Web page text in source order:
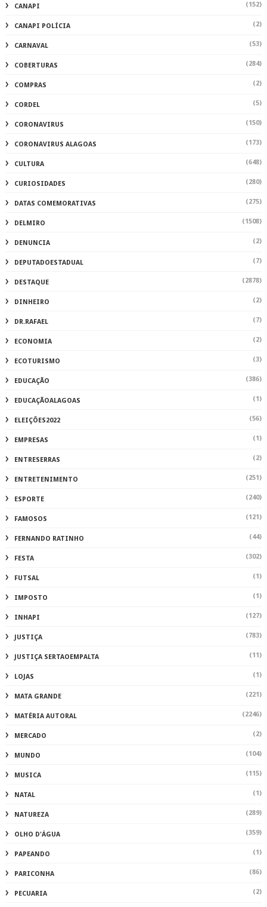
CANAPI (152)
CANAPI POLÍCIA (2)
CARNAVAL (53)
COBERTURAS (284)
COMPRAS (2)
CORDEL (5)
CORONAVIRUS (150)
CORONAVIRUS ALAGOAS (173)
CULTURA (648)
CURIOSIDADES (280)
DATAS COMEMORATIVAS (275)
DELMIRO (1508)
DENUNCIA (2)
DEPUTADOESTADUAL (7)
DESTAQUE (2878)
DINHEIRO (2)
DR.RAFAEL (7)
ECONOMIA (2)
ECOTURISMO (3)
EDUCAÇÃO (386)
EDUCAÇÃOALAGOAS (1)
ELEIÇÕES2022 (56)
EMPRESAS (1)
ENTRESERRAS (2)
ENTRETENIMENTO (251)
ESPORTE (240)
FAMOSOS (121)
FERNANDO RATINHO (44)
FESTA (302)
FUTSAL (1)
IMPOSTO (1)
INHAPI (127)
JUSTIÇA (783)
JUSTIÇA SERTAOEMPALTA (11)
LOJAS (1)
MATA GRANDE (221)
MATÉRIA AUTORAL (2246)
MERCADO (2)
MUNDO (104)
MUSICA (115)
NATAL (1)
NATUREZA (289)
OLHO D'ÁGUA (359)
PAPEANDO (1)
PARICONHA (86)
PECUARIA (2)